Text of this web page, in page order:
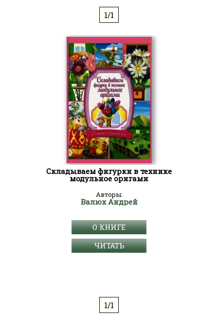
1/1
Складываем фигурки в технике
модульное оригами
Авторы:
Валюх Андрей
О КНИГЕ
ЧИТАТЬ
1/1